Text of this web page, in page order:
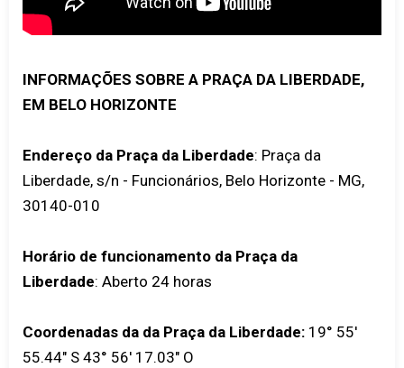
INFORMAÇÕES SOBRE A PRAÇA DA LIBERDADE,
EM BELO HORIZONTE
Endereço da Praça da Liberdade: Praça da
Liberdade, s/n - Funcionários, Belo Horizonte - MG,
30140-010
Horário de funcionamento da Praça da
Liberdade: Aberto 24 horas
Coordenadas da da Praça da Liberdade: 19° 55'
55.44" S 43° 56' 17.03" O